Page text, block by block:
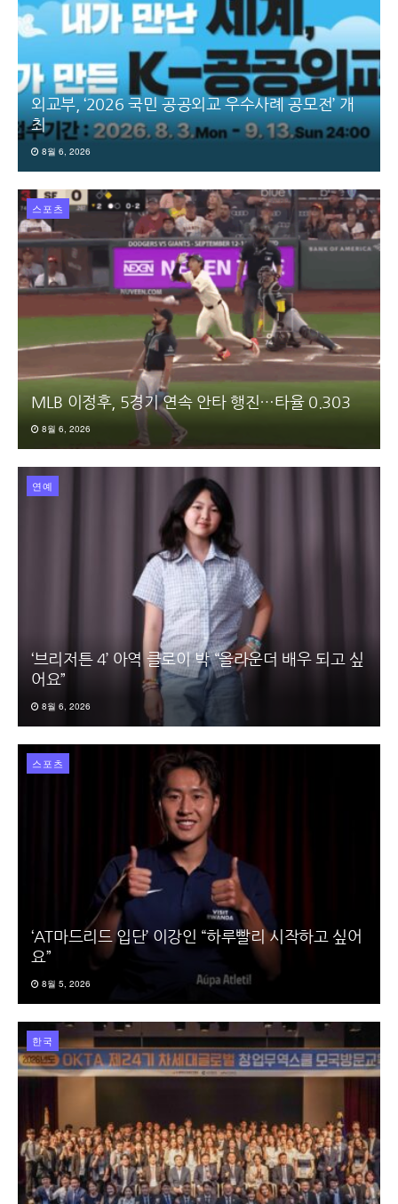
외교부, ‘2026 국민 공공외교 우수사례 공모전’ 개
최
8월 6, 2026
스포츠
MLB 이정후, 5경기 연속 안타 행진…타율 0.303
8월 6, 2026
연예
‘브리저튼 4’ 아역 클로이 박 “올라운더 배우 되고 싶
어요”
8월 6, 2026
스포츠
‘AT마드리드 입단’ 이강인 “하루빨리 시작하고 싶어
요”
8월 5, 2026
한국